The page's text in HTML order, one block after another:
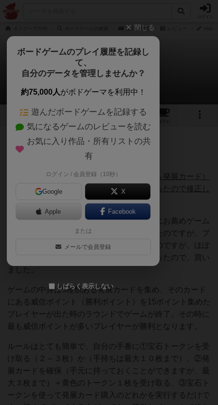
宝石の煌き
宝石の煌き
Hideさんのレビュー
69 25 161
カフェ
331名 1名 0 6年弱前
カード名が誤っていました（宝石カード→発展カード）
ので、修正しています。勝利条件も少し違ったので修正し
このゲームは「ボドゲーマ」サイトで、常にお薦めゲーム
の上位を占めています。前から興味があったのですが、プ
レミア価格がついてなかなか買えなかったのですが、ほぼ
定価ぐらいの値段で売っているところがあったので、買い
ました。
ゲームの中身は5種類ある発展カードを集め、そのカード
にある威信ポイント（勝利ポイント）を15ポイント集めた
プレイヤーが出た時のラウンドでゲームが終了。その時に
最も威信ポイントが多いプレイヤーが勝利となります。
ルールはとても簡単で、自分の手番に①宝石トークンを受
け取る（２～３枚）か（手持ちは最大１０枚まで）、②発
展カードを確保（手元に持っておくことができますが、最
大３枚まで）＋黄色のトークン１枚を受け取る、③宝石ト
ークンを使って発展カード購入のどれかを実行するだけで
閉じる
ボードゲームのプレイ履歴を記録し
て、
自分のデータを管理しませんか？
約75,000人がボドゲーマを利用中！
遊んだボードゲームを記録する
気になるゲームのレビューを読む
お気に入り作品・所有リストの共
有
ログイン / 会員登録（10秒）
Google X
Apple Facebook
または
メールで会員登録
しばらく表示しない